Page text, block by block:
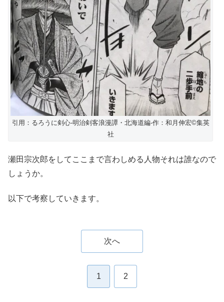
引用：るろうに剣心-明治剣客浪漫譚・北海道編-作：和月伸宏©︎集英
社
瀬田宗次郎をしてここまで言わしめる人物それは誰なので
しょうか。
以下で考察していきます。
次へ
1 2